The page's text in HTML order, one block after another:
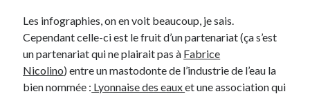
Derniers Commentaires
Entretien ménagerdansT’as vu quoi ? #52
JFdansC’était pas mieux avant… à Lyon
Les infographies, on en voit beaucoup, je sais.
Cependant celle-ci est le fruit d’un partenariat (ça s’est
un partenariat qui ne plairait pas à Fabrice
Nicolino) entre un mastodonte de l’industrie de l’eau la
bien nommée : Lyonnaise des eauxet une association qui